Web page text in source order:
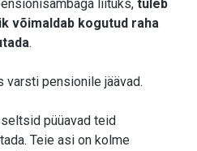
liituks, tuleb
võimaldab kogutud raha
.
varsti pensionile jäävad.
püüavad teid
Teie asi on kolme